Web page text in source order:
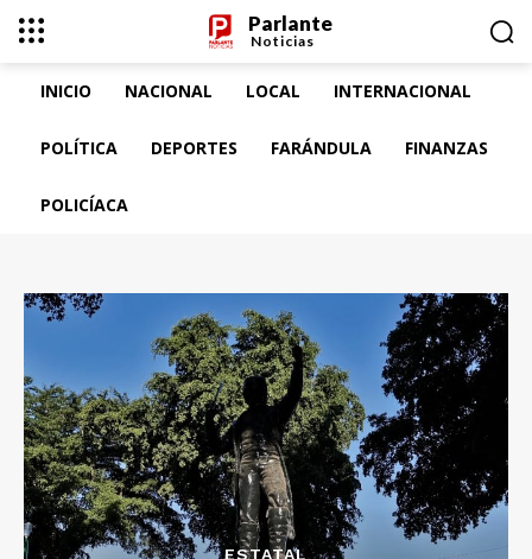
Parlante
Noticias
INICIO NACIONAL LOCAL INTERNACIONAL
POLÍTICA DEPORTES FARÁNDULA FINANZAS
POLICÍACA
ESTATAL